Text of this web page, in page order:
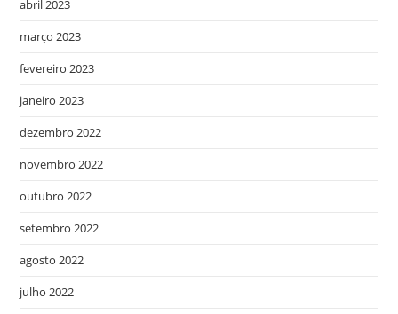
abril 2023
março 2023
fevereiro 2023
janeiro 2023
dezembro 2022
novembro 2022
outubro 2022
setembro 2022
agosto 2022
julho 2022